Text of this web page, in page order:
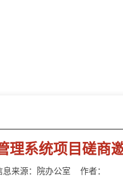
理系统项目磋商
息来源：院办公室 作者：